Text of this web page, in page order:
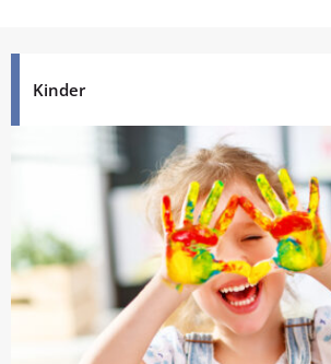
Kinder